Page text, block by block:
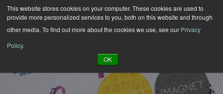
This website stores cookies on your computer. These cookies are used to
provide more personalized services to you, both on this website and through
other media. To find out more about the cookies we use, see our Privacy
Policy.
OK
Hyppää
sisältöön